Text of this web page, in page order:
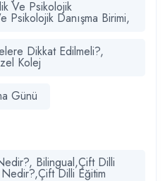
Ve Psikolojik
Psikolojik Danışma Birimi,
Dikkat Edilmeli?,
Kolej
Günü
Bilingual,Çift Dilli
Dilli Eğitim